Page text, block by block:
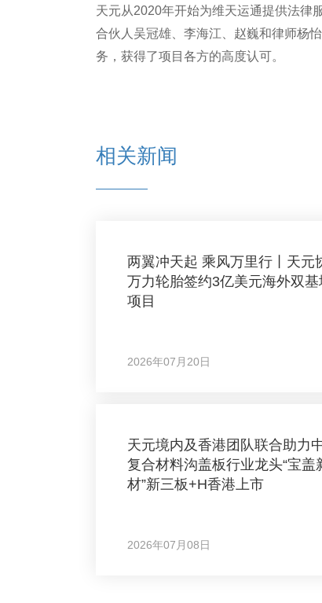
天元从2020年开始为维天运通提供法律
合伙人吴冠雄、李海江、赵巍和律师杨
务，获得了项目各方的高度认可。
相关新闻
两翼冲天起 乘风万里行丨天元
万力轮胎签约3亿美元海外双基
项目
2026年07月20日
天元境内及香港团队联合助力
复合材料沟盖板行业龙头“宝盖
材”新三板+H香港上市
2026年07月08日